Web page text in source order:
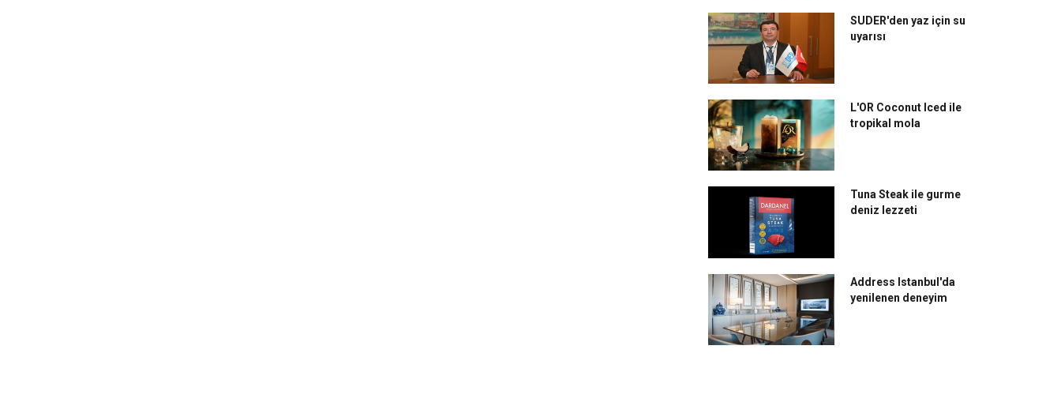
SUDER'den yaz için su
uyarısı
L'OR Coconut Iced ile
tropikal mola
Tuna Steak ile gurme
deniz lezzeti
Address Istanbul'da
yenilenen deneyim